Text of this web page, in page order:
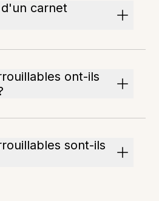
carnet
ont-ils
sont-ils